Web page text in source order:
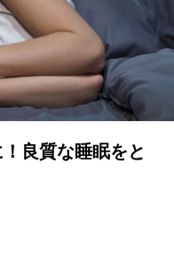
良質な睡眠をと